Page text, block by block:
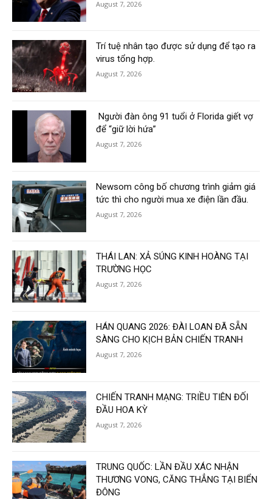
August 7, 2026
Trí tuệ nhân tạo được sử dụng để tạo ra
virus tổng hợp.
August 7, 2026
Người đàn ông 91 tuổi ở Florida giết vợ
để “giữ lời hứa”
August 7, 2026
Newsom công bố chương trình giảm giá
tức thì cho người mua xe điện lần đầu.
August 7, 2026
THÁI LAN: XẢ SÚNG KINH HOÀNG TẠI
TRƯỜNG HỌC
August 7, 2026
HÁN QUANG 2026: ĐÀI LOAN ĐÃ SẴN
SÀNG CHO KỊCH BẢN CHIẾN TRANH
August 7, 2026
CHIẾN TRANH MẠNG: TRIỀU TIÊN ĐỐI
ĐẦU HOA KỲ
August 7, 2026
TRUNG QUỐC: LẦN ĐẦU XÁC NHẬN
THƯƠNG VONG, CĂNG THẲNG TẠI BIỂN
ĐÔNG